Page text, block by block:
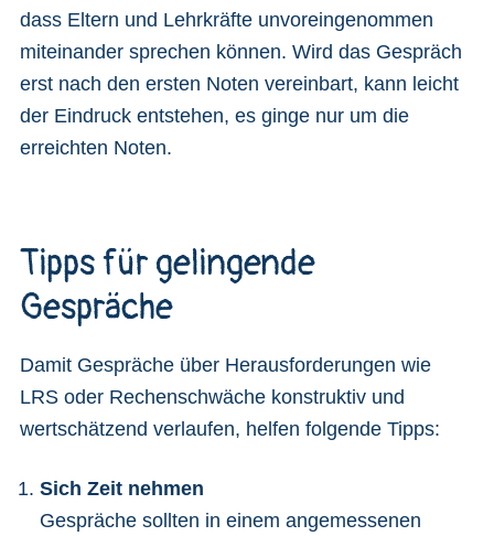
dass Eltern und Lehrkräfte unvoreingenommen
miteinander sprechen können. Wird das Gespräch
erst nach den ersten Noten vereinbart, kann leicht
der Eindruck entstehen, es ginge nur um die
erreichten Noten.
Tipps für gelingende
Gespräche
Damit Gespräche über Herausforderungen wie
LRS oder Rechenschwäche konstruktiv und
wertschätzend verlaufen, helfen folgende Tipps:
Sich Zeit nehmen
Gespräche sollten in einem angemessenen